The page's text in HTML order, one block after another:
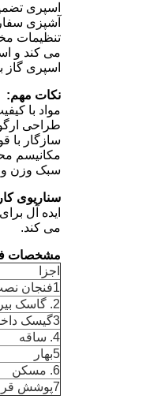
اسپری
آشپزی
تنظیمات
می کند و
اسپری گاز
نکات مهم:
مواد با
طراحی
سازگار با
مکانیسم
سبک وزن و
سناریوی
ایده آل
می کند.
مشخصات
اجزا
1فنجان نصب کننده
2. گاسک بيروني
3گيسک داخلي
4. ساقه
5بهار
6. مسکن
7پوشش قرمز